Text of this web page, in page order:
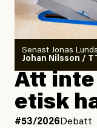
Det finns en
rörelser när det
Antingen har en
ska en gå ut med
rörelsen. Eller så
och då ska en
oro inom rörelsen.
Senast Jonas
Johan Nilsson /
Att inte
etisk
#53/2026 Debatt